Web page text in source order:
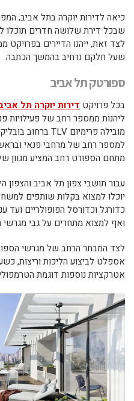
כיאה לדירות יוקרה בתל אביב,
שבכל דירת שלושה חדרים תוכלו
לצד זאת, ייהנו הדיירים בפרויקט
שעל חלקם נרחיב בהמשך הכתבה.
ספורטק תל אביב
בכל פרויקט דירות יוקרה תל
ליהנות ממספר רחב של פעילויות
למספר רחב של מרחבי פנאי
מתחם הספורט רחב המציע מגוון
עבור תושבי צפון תל אביב
יוכלו למצוא בקלות שותפים
כדורגל וכדורסל הפופולריים ועד
ואף למצוא מתחרים על גבי
לצד המבחר הרחב של מגרשי
אספלט לביצוע הליכות וריצות,
אטרקציות נוספות דוגמת